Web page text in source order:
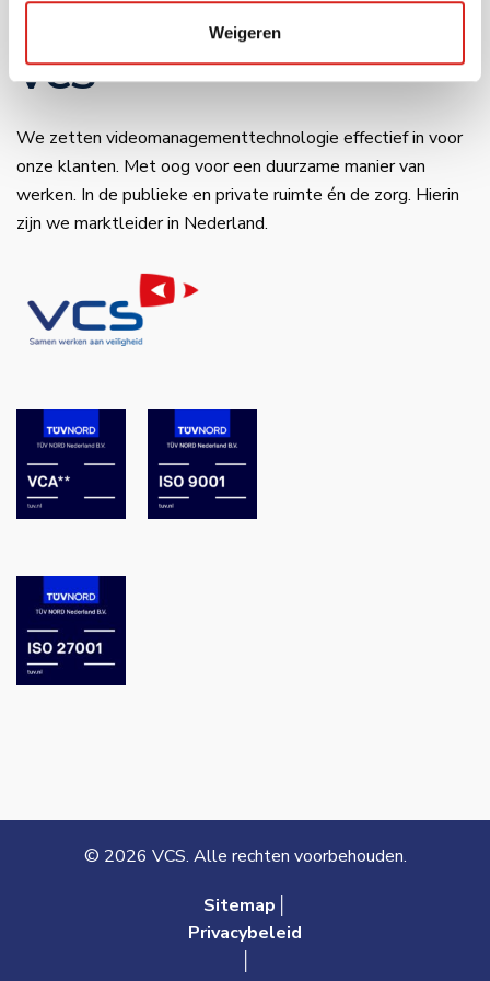
Weigeren
ING–IBAN: NL34 INGB 0650 4985 77
VCS
We zetten videomanagementtechnologie effectief in voor
onze klanten. Met oog voor een duurzame manier van
werken. In de publieke en private ruimte én de zorg. Hierin
zijn we marktleider in Nederland.
© 2026 VCS. Alle rechten voorbehouden.
Sitemap│
Privacybeleid